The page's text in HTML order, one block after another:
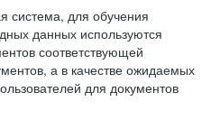
для обучения
данных используются
соответствующей
а в качестве ожидаемых
для документов